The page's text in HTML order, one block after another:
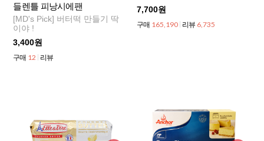
들렌틀 피낭시에팬
[MD's Pick] 버터떡 만들기 딱
이야 !
3,400원
구매 12 리뷰
7,700원
구매 165,190 리뷰 6,735